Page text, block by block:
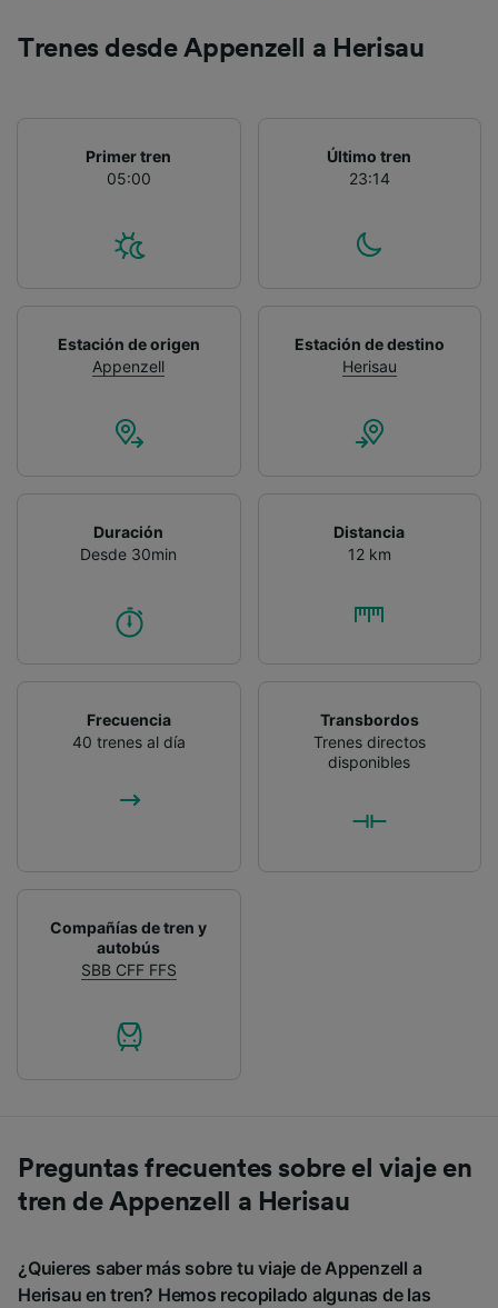
Trenes desde Appenzell a Herisau
Primer tren
05:00
Último tren
23:14
Estación de origen
Appenzell
Estación de destino
Herisau
Duración
Desde 30min
Distancia
12 km
Frecuencia
40 trenes al día
Transbordos
Trenes directos
disponibles
Compañías de tren y
autobús
SBB CFF FFS
Preguntas frecuentes sobre el viaje en
tren de Appenzell a Herisau
¿Quieres saber más sobre tu viaje de Appenzell a
Herisau en tren? Hemos recopilado algunas de las
Lista de asociados (proveedores)